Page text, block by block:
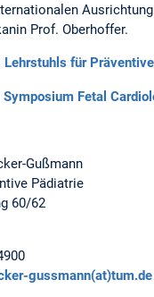
Prof. Oberhoffer.
Lehrstuhls für
Symposium Fetal
Gußmann
Pädiatrie
60/62
gussmann(at)tum.de